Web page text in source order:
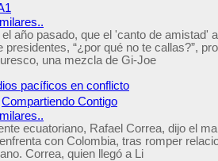
año pasado, que el 'canto de amistad'
“¿por qué no te callas?”,
una mezcla de Gi-Joe
pacíficos en conflicto
Compartiendo Contigo
ecuatoriano, Rafael Correa, dijo el
con Colombia, tras romper
Correa, quien llegó a Li